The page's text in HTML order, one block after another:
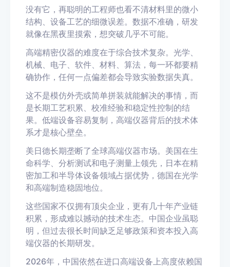
没有它，再聪明的工程师也看不清材料里的微小
结构、设备工艺的细微误差。数据不准确，研发
就像在黑夜里摸索，想突破几乎不可能。
高端精密仪器的难度在于综合技术复杂。光学、
机械、电子、软件、材料、算法，每一环都要精
确协作，任何一点偏差都会导致实验数据失真。
这不是模仿外壳或简单拼装就能解决的事情，而
是长期工艺积累、校准经验和稳定性控制的结
果。低端设备容易复制，高端仪器背后的技术体
系才是核心壁垒。
美日德长期垄断了全球高端仪器市场。美国在生
命科学、分析测试和电子测量上领先，日本在精
密加工和半导体设备领域占据优势，德国在光学
和高端制造稳固地位。
这些国家不仅拥有顶尖企业，更有几十年产业链
积累，形成难以撼动的技术生态。中国企业虽聪
明，但过去很长时间缺乏足够政策和资本投入高
端仪器的长期研发。
2026年，中国依然在进口高端设备上高度依赖国